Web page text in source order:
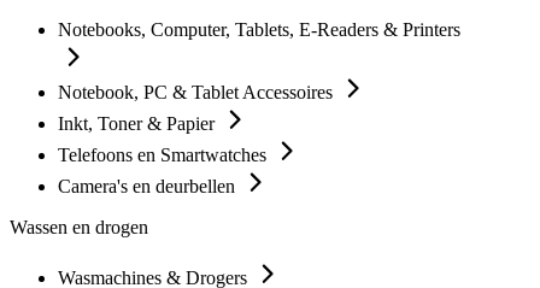
Notebooks, Computer, Tablets, E-Readers & Printers
Notebook, PC & Tablet Accessoires
Inkt, Toner & Papier
Telefoons en Smartwatches
Camera's en deurbellen
Wassen en drogen
Wasmachines & Drogers